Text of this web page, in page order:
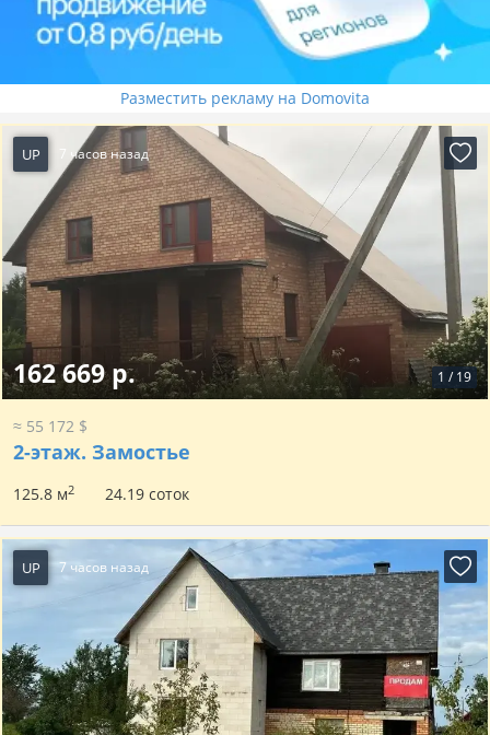
Разместить рекламу на Domovita
UP 7 часов назад
1 / 19
162 669 р.
≈ 55 172 $
2-этаж. Замостье
125.8 м2 24.19 соток
UP 7 часов назад